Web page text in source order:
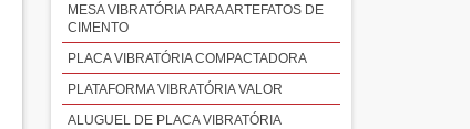
MESA VIBRATÓRIA PARA ARTEFATOS DE
CIMENTO
PLACA VIBRATÓRIA COMPACTADORA
PLATAFORMA VIBRATÓRIA VALOR
ALUGUEL DE PLACA VIBRATÓRIA